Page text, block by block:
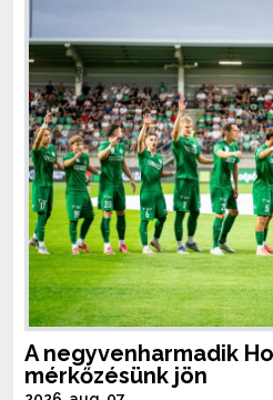
A negyvenharmadik
mérkőzésünk jön